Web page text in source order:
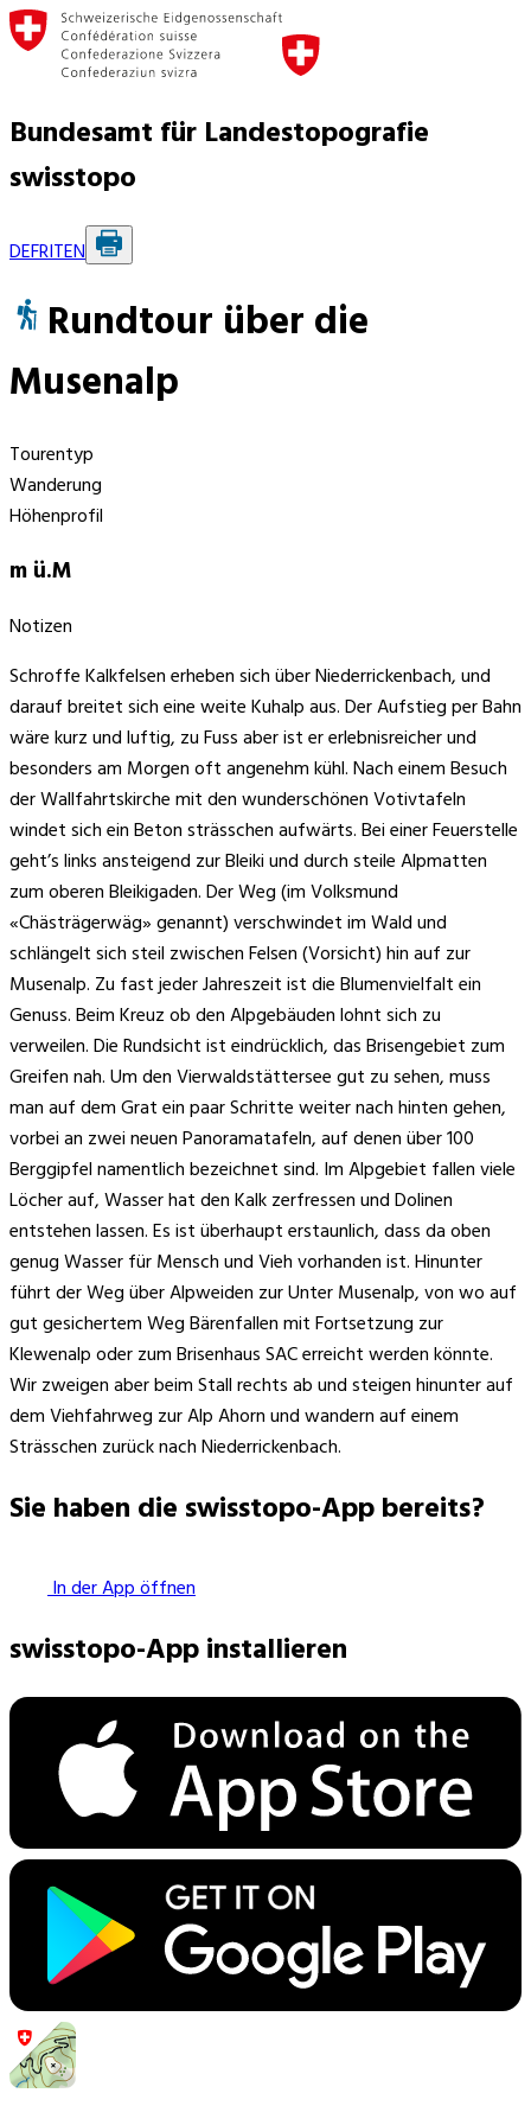
Bundesamt für Landestopografie
swisstopo
DEFRITEN
Rundtour über die
Musenalp
Tourentyp
Wanderung
Höhenprofil
m ü.M
Notizen
Schroffe Kalkfelsen erheben sich über Niederrickenbach, und
darauf breitet sich eine weite Kuhalp aus. Der Aufstieg per Bahn
wäre kurz und luftig, zu Fuss aber ist er erlebnisreicher und
besonders am Morgen oft angenehm kühl. Nach einem Besuch
der Wallfahrtskirche mit den wunderschönen Votivtafeln
windet sich ein Beton strässchen aufwärts. Bei einer Feuerstelle
geht’s links ansteigend zur Bleiki und durch steile Alpmatten
zum oberen Bleikigaden. Der Weg (im Volksmund
«Chästrägerwäg» genannt) verschwindet im Wald und
schlängelt sich steil zwischen Felsen (Vorsicht) hin auf zur
Musenalp. Zu fast jeder Jahreszeit ist die Blumenvielfalt ein
Genuss. Beim Kreuz ob den Alpgebäuden lohnt sich zu
verweilen. Die Rundsicht ist eindrücklich, das Brisengebiet zum
Greifen nah. Um den Vierwaldstättersee gut zu sehen, muss
man auf dem Grat ein paar Schritte weiter nach hinten gehen,
vorbei an zwei neuen Panoramatafeln, auf denen über 100
Berggipfel namentlich bezeichnet sind. Im Alpgebiet fallen viele
Löcher auf, Wasser hat den Kalk zerfressen und Dolinen
entstehen lassen. Es ist überhaupt erstaunlich, dass da oben
genug Wasser für Mensch und Vieh vorhanden ist. Hinunter
führt der Weg über Alpweiden zur Unter Musenalp, von wo auf
gut gesichertem Weg Bärenfallen mit Fortsetzung zur
Klewenalp oder zum Brisenhaus SAC erreicht werden könnte.
Wir zweigen aber beim Stall rechts ab und steigen hinunter auf
dem Viehfahrweg zur Alp Ahorn und wandern auf einem
Strässchen zurück nach Niederrickenbach.
Sie haben die swisstopo-App bereits?
In der App öffnen
swisstopo-App installieren